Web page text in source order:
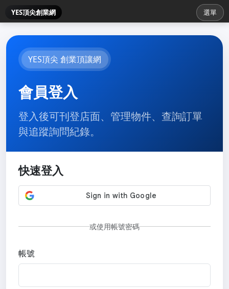
YES頂尖創業網 選單
YES頂尖 創業頂讓網
會員登入
登入後可刊登店面、管理物件、查詢訂單
與追蹤詢問紀錄。
快速登入
或使用帳號密碼
帳號